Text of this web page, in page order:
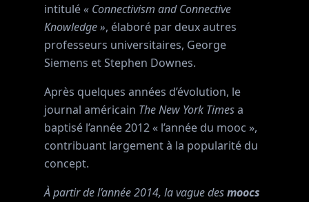
intitulé« Connectivism and Connective
Knowledge », élaboré par deux autres
professeurs universitaires, George
Siemens et Stephen Downes.
Après quelques années d’évolution, le
journal américain The New York Timesa
baptisé l’année 2012 « l’année du mooc »,
contribuant largement à la popularité du
concept.
À partir de l’année 2014, la vague desmoocs